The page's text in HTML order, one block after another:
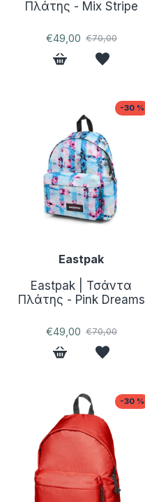
Πλάτης - Mix Stripe
€49,00 €70,00
-30 %
Eastpak
Eastpak | Τσάντα
Πλάτης - Pink Dreams
€49,00 €70,00
-30 %